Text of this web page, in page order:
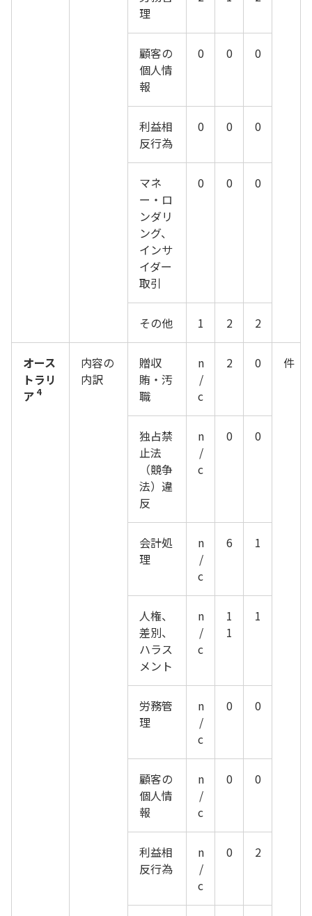
理
顧客の
個人情
報
0 0 0
利益相
反行為
0 0 0
マネ
ー・ロ
ンダリ
ング、
インサ
イダー
取引
0 0 0
その他 1 2 2
オース
トラリ
ア 4
内容の
内訳
贈収
賄・汚
職
n
/
c
2 0 件
独占禁
止法
（競争
法）違
反
n
/
c
0 0
会計処
理
n
/
c
6 1
人権、
差別、
ハラス
メント
n
/
c
1
1
1
労務管
理
n
/
c
0 0
顧客の
個人情
報
n
/
c
0 0
利益相
反行為
n
/
c
0 2